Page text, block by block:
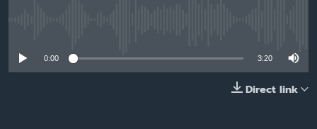
การ
ค้นหา
ไลฟ์สไตล์
0:00 3:20
Direct link